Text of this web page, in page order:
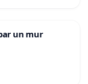
un mur